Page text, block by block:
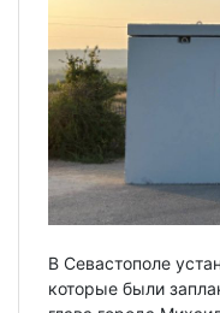
В Севастополе
которые были